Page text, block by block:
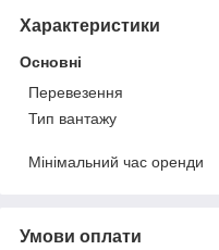
Характеристики
Основні
Перевезення
Тип вантажу
Мінімальний час оренди
Умови оплати